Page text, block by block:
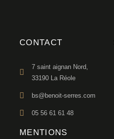
CONTACT
7 saint aignan Nord,
33190 La Réole
bs@benoit-serres.com
05 56 61 61 48
MENTIONS